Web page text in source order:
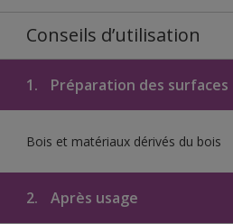
Conseils d’utilisation
1. Préparation des surfaces
Bois et matériaux dérivés du bois
2. Après usage